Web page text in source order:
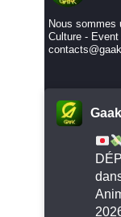
Nous sommes
Culture -